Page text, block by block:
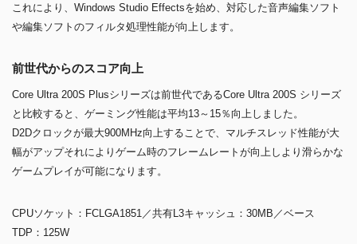
これにより、Windows Studio Effectsを始め、対応した音声編集ソフト
や編集ソフトのフィルタ処理性能が向上します。
前世代からのスコア向上
Core Ultra 200S Plusシリーズは前世代であるCore Ultra 200S シリーズ
と比較すると、ゲーミング性能は平均13～15％向上しました。
D2Dクロックが最大900MHz向上することで、マルチスレッド性能が大
幅がアップそれによりゲーム時のフレームレートが向上しより滑らかな
ゲームプレイが可能になります。
CPUソケット：FCLGA1851／共有L3キャッシュ：30MB／ベース
TDP：125W